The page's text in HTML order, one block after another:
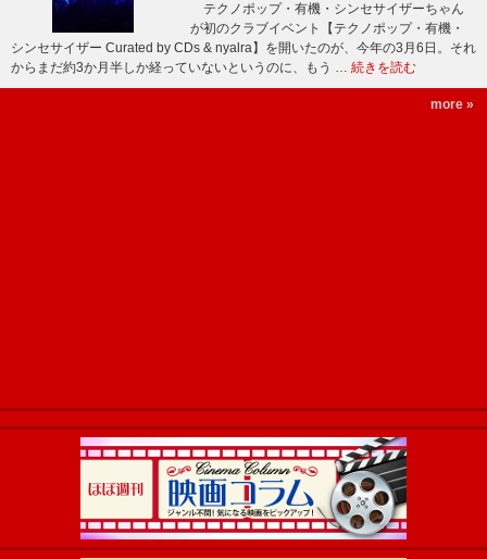
テクノポップ・有機・シンセサイザーちゃん
が初のクラブイベント【テクノポップ・有機・
シンセサイザー Curated by CDs & nyalra】を開いたのが、今年の3月6日。それ
からまだ約3か月半しか経っていないというのに、もう … 続きを読む
more »